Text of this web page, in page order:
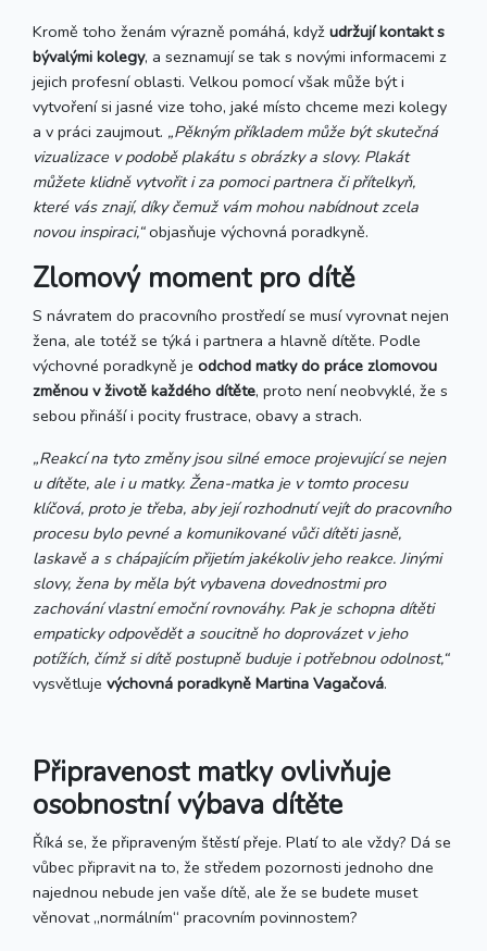
Kromě toho ženám výrazně pomáhá, když udržují kontakt s
bývalými kolegy, a seznamují se tak s novými informacemi z
jejich profesní oblasti. Velkou pomocí však může být i
vytvoření si jasné vize toho, jaké místo chceme mezi kolegy
a v práci zaujmout. „Pěkným příkladem může být skutečná
vizualizace v podobě plakátu s obrázky a slovy. Plakát
můžete klidně vytvořit i za pomoci partnera či přítelkyň,
které vás znají, díky čemuž vám mohou nabídnout zcela
novou inspiraci,“objasňuje výchovná poradkyně.
Zlomový moment pro dítě
S návratem do pracovního prostředí se musí vyrovnat nejen
žena, ale totéž se týká i partnera a hlavně dítěte. Podle
výchovné poradkyně je odchod matky do práce zlomovou
změnou v životě každého dítěte, proto není neobvyklé, že s
sebou přináší i pocity frustrace, obavy a strach.
„Reakcí na tyto změny jsou silné emoce projevující se nejen
u dítěte, ale i u matky. Žena-matka je v tomto procesu
klíčová, proto je třeba, aby její rozhodnutí vejít do pracovního
procesu bylo pevné a komunikované vůči dítěti jasně,
laskavě a s chápajícím přijetím jakékoliv jeho reakce. Jinými
slovy, žena by měla být vybavena dovednostmi pro
zachování vlastní emoční rovnováhy. Pak je schopna dítěti
empaticky odpovědět a soucitně ho doprovázet v jeho
potížích, čímž si dítě postupně buduje i potřebnou odolnost,“
vysvětluje výchovná poradkyně Martina Vagačová.
Připravenost matky ovlivňuje
osobnostní výbava dítěte
Říká se, že připraveným štěstí přeje. Platí to ale vždy? Dá se
vůbec připravit na to, že středem pozornosti jednoho dne
najednou nebude jen vaše dítě, ale že se budete muset
věnovat „normálním“ pracovním povinnostem?